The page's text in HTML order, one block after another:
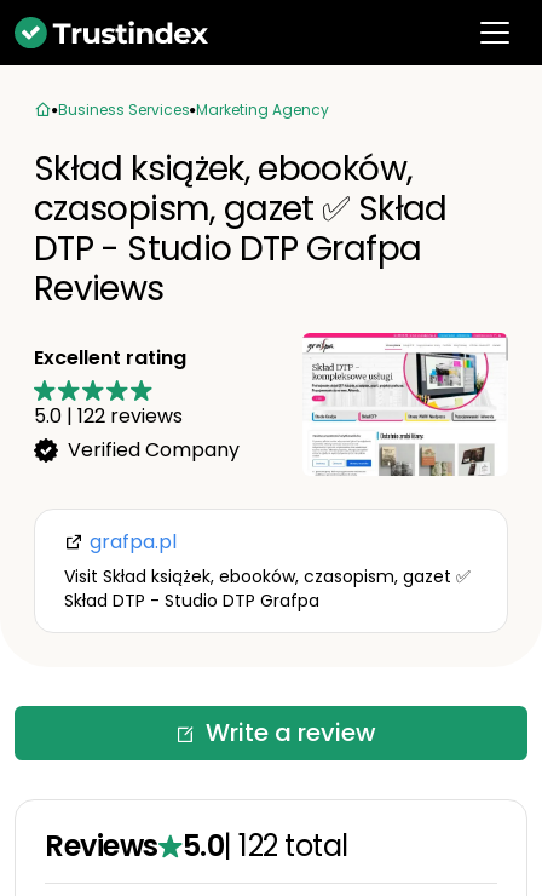
Business Services Marketing Agency
Skład książek, ebooków,
czasopism, gazet ✅ Skład
DTP - Studio DTP Grafpa
Reviews
Excellent rating
5.0 | 122 reviews
Verified Company
grafpa.pl
Visit Skład książek, ebooków, czasopism, gazet ✅
Skład DTP - Studio DTP Grafpa
Write a review
Reviews 5.0|122 total